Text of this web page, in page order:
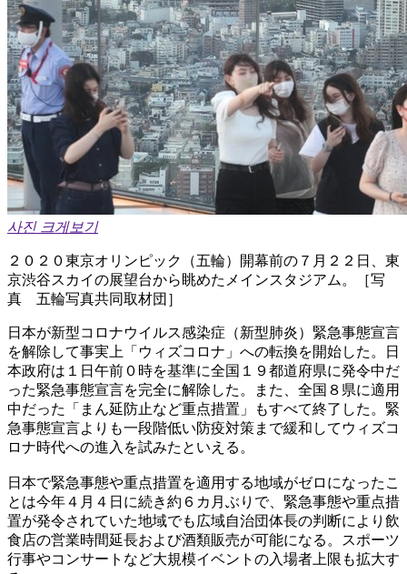
사진 크게보기
２０２０東京オリンピック（五輪）開幕前の７月２２日、東
京渋谷スカイの展望台から眺めたメインスタジアム。［写
真 五輪写真共同取材団］
日本が新型コロナウイルス感染症（新型肺炎）緊急事態宣言
を解除して事実上「ウィズコロナ」への転換を開始した。日
本政府は１日午前０時を基準に全国１９都道府県に発令中だ
った緊急事態宣言を完全に解除した。また、全国８県に適用
中だった「まん延防止など重点措置」もすべて終了した。緊
急事態宣言よりも一段階低い防疫対策まで緩和してウィズコ
ロナ時代への進入を試みたといえる。
日本で緊急事態や重点措置を適用する地域がゼロになったこ
とは今年４月４日に続き約６カ月ぶりで、緊急事態や重点措
置が発令されていた地域でも広域自治団体長の判断により飲
食店の営業時間延長および酒類販売が可能になる。スポーツ
行事やコンサートなど大規模イベントの入場者上限も拡大す